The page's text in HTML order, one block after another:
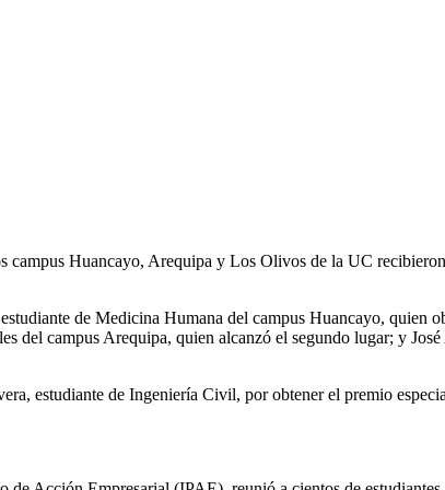
Huancayo, Arequipa y Los Olivos de la UC
de Medicina Humana del campus Huancayo, quien
del campus Arequipa, quien alcanzó el segundo lugar; y
estudiante de Ingeniería Civil, por obtener el premio